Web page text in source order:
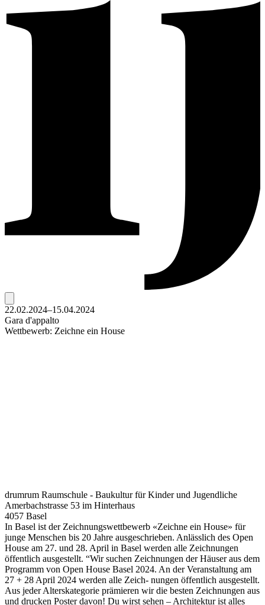
22.02.2024–15.04.2024
Gara d'appalto
Wettbewerb: Zeichne ein House
drumrum Raumschule - Baukultur für Kinder und Jugendliche
Amerbachstrasse 53 im Hinterhaus
4057 Basel
In Basel ist der Zeichnungswettbewerb «Zeichne ein House» für
junge Menschen bis 20 Jahre ausgeschrieben. Anlässlich des Open
House am 27. und 28. April in Basel werden alle Zeichnungen
öffentlich ausgestellt. “Wir suchen Zeichnungen der Häuser aus dem
Programm von Open House Basel 2024. An der Veranstaltung am
27 + 28 April 2024 werden alle Zeich- nungen öffentlich ausgestellt.
Aus jeder Alterskategorie prämieren wir die besten Zeichnungen aus
und drucken Poster davon! Du wirst sehen – Architektur ist alles